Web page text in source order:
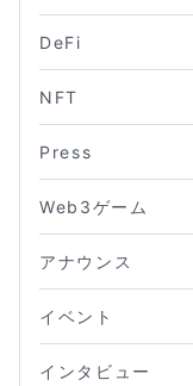
DeFi
NFT
Press
Web3ゲーム
アナウンス
イベント
インタビュー